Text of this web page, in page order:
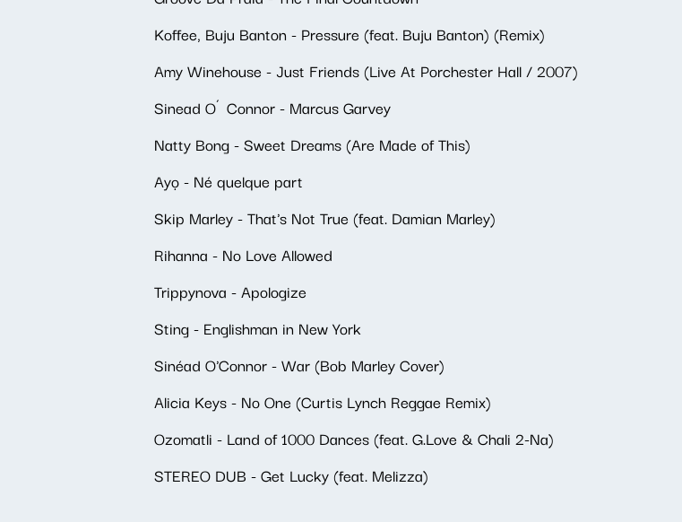
Koffee, Buju Banton - Pressure (feat. Buju Banton) (Remix)
Amy Winehouse - Just Friends (Live At Porchester Hall / 2007)
Sinead O´Connor - Marcus Garvey
Natty Bong - Sweet Dreams (Are Made of This)
Ayọ - Né quelque part
Skip Marley - That's Not True (feat. Damian Marley)
Rihanna - No Love Allowed
Trippynova - Apologize
Sting - Englishman in New York
Sinéad O'Connor - War (Bob Marley Cover)
Alicia Keys - No One (Curtis Lynch Reggae Remix)
Ozomatli - Land of 1000 Dances (feat. G.Love & Chali 2-Na)
STEREO DUB - Get Lucky (feat. Melizza)